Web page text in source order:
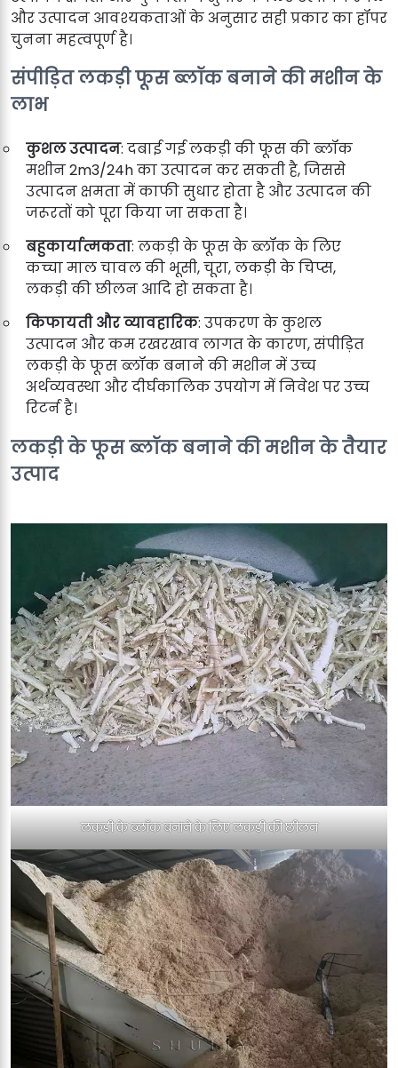
और उत्पादन आवश्यकताओं के अनुसार सही प्रकार का हॉपर
चुनना महत्वपूर्ण है।
संपीड़ित लकड़ी फूस ब्लॉक बनाने की मशीन के
लाभ
कुशल उत्पादन: दबाई गई लकड़ी की फूस की ब्लॉक
मशीन 2m3/24h का उत्पादन कर सकती है, जिससे
उत्पादन क्षमता में काफी सुधार होता है और उत्पादन की
जरूरतों को पूरा किया जा सकता है।
बहुकार्यात्मकता: लकड़ी के फूस के ब्लॉक के लिए
कच्चा माल चावल की भूसी, चूरा, लकड़ी के चिप्स,
लकड़ी की छीलन आदि हो सकता है।
किफायती और व्यावहारिक: उपकरण के कुशल
उत्पादन और कम रखरखाव लागत के कारण, संपीड़ित
लकड़ी के फूस ब्लॉक बनाने की मशीन में उच्च
अर्थव्यवस्था और दीर्घकालिक उपयोग में निवेश पर उच्च
रिटर्न है।
लकड़ी के फूस ब्लॉक बनाने की मशीन के तैयार
उत्पाद
लकड़ी के ब्लॉक बनाने के लिए लकड़ी की छीलन